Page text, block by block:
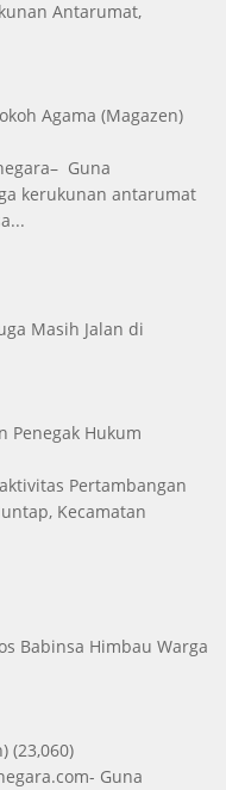
Antarumat,
Agama (Magazen)
Guna
kerukunan antarumat
Masih Jalan di
Penegak Hukum
Pertambangan
Kecamatan
Babinsa Himbau Warga
(23,060)
Guna